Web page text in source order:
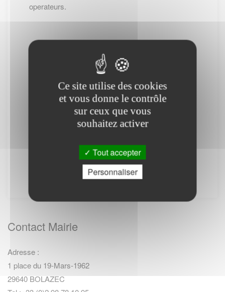
operateurs.
-- Cliquez ici pour revenir sur la page de
(*) : Attention des frais téléphoniques peuvent
être appliqués.
PS : Le site www.lescommunes.com n'a aucun
lien direct avecService public. Il vous permet
simplement de vous connecter à leur site
internet. Il ne fournit aucune prestation.
Contact Mairie
Adresse :
1 place du 19-Mars-1962
29640 BOLAZEC
Ce site utilise des cookies
et vous donne le contrôle
sur ceux que vous
souhaitez activer
Tout accepter
Personnaliser